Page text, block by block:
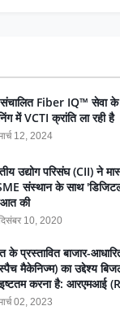
Fiber IQ™ सेवा के
में VCTI क्रांति ला रही है
12, 2024
उद्योग परिसंघ (CII) ने
संस्थान के साथ
की
10, 2020
के प्रस्तावित बाजार-
मैकेनिज्म) का उद्देश्य
करना है: आरएमआई
02, 2023